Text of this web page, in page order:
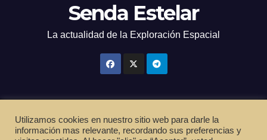
Senda Estelar
La actualidad de la Exploración Espacial
Funciona gracias a WordPress|Tema: Newsup deThemeansar
Utilizamos cookies en nuestro sitio web para darle la
información mas relevante, recordando sus preferencias y